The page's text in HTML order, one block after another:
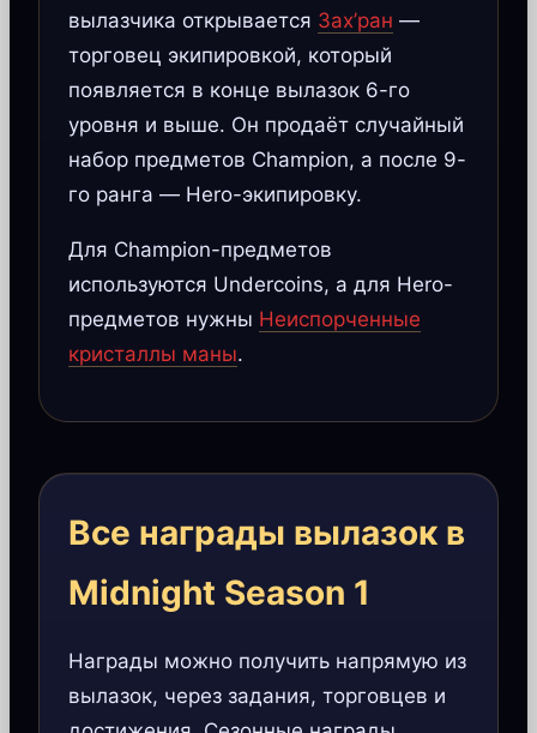
вылазчика открывается Зах’ран —
торговец экипировкой, который
появляется в конце вылазок 6-го
уровня и выше. Он продаёт случайный
набор предметов Champion, а после 9-
го ранга — Hero-экипировку.
Для Champion-предметов
используются Undercoins, а для Hero-
предметов нужны Неиспорченные
кристаллы маны.
Все награды вылазок в
Midnight Season 1
Награды можно получить напрямую из
вылазок, через задания, торговцев и